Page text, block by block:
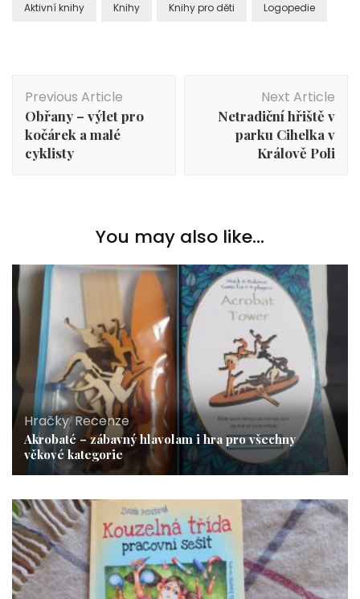
Aktivní knihy Knihy Knihy pro děti Logopedie
Navigation
Previous Article
Obřany – výlet pro
kočárek a malé
cyklisty
Next Article
Netradiční hřiště v
parku Cihelka v
Králově Poli
You may also like...
Hračky,Recenze
Akrobaté – zábavný hlavolam i hra pro všechny
věkové kategorie